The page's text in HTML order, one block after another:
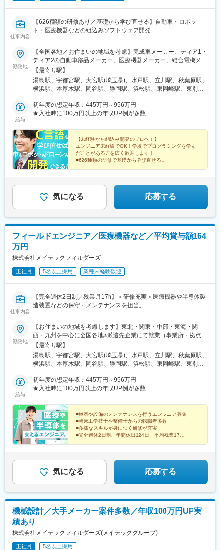
仕事内容
【626種類の研修あり／基礎から学び直せる】自動車・ロボッ
ト・医療機器などの組込みソフトウェア開発
勤務地
【全国各地／お住まいの地域を考慮】完成車メーカー、ティア1・
ティア2の自動車部品メーカー、医療機器メーカー、総合電機メー
カー、半導体製造装置メーカーなど当社取引先の拠点（東北・関
東・中部・東海・関西・九州を中心に全国各地）※派遣先企業にて
就業（事業所・拠点については下記「勤務地一覧」を参照くださ
署及び各拠点等、当社の定める場所。詳細は就業条件明示書に記
載。■経験者採用のうち希望勤務地エリアの営業所に配属された割
場合は会社にて寮・社宅を用意いたします。【受動喫煙対策】当
社拠点：各事業所で対策あり派遣先 ：各社規定に則る
【最寄り駅】
湯島駅、宇都宮駅、大宮駅(埼玉県)、水戸駅、立川駅、秋葉原駅、
横浜駅、本厚木駅、岡谷駅、静岡駅、浜松駅、東岡崎駅、東別院
駅(阪神)、広島駅、祇園駅(福岡県)、花畑町駅、上野広小路駅、岩
本町駅、神奈川駅、近鉄四日市駅、京都駅、末広町駅(東京都)、反
給与
初年度の想定年収：445万円～956万円
★入社時に100万円以上の年収UP例が多数
【未経験から組込み開発のプロへ！】
エンジニア未経験でOK！学校でプログラミングを学ん
だことがある方を広く歓迎します！
■626種類の研修で基礎から学び直せる
気になる 応募する
フィールドエンジニア／医療機器など／平均賞与額164
万円
株式会社メイテックフィルダーズ
正社員 5名以上採用 業種未経験歓迎
仕事内容
【完全週休2日制／残業月17h】＜研修充実＞医療機器や半導体製
造装置などの保守・メンテナンスを担当。
勤務地
【お住まいの地域を考慮します】東北・関東・中部・東海・関
西・九州を中心に全国各地※派遣先企業にて就業（事業所・拠点に
ついては下記「勤務地一覧」を参照ください）※異動等で勤務地に
変更がある場合の範囲：当社における各部署及び各拠点等、当社
の定める場所。詳細は就業条件明示書に記載。■経験者採用のうち
（費用：月2～4万円）※自宅通勤できない場合は会社にて寮・社
宅を用意いたします。【受動喫煙対策】当社拠点：各事業所で対
【最寄り駅】
湯島駅、宇都宮駅、大宮駅(埼玉県)、水戸駅、立川駅、秋葉原駅、
横浜駅、本厚木駅、岡谷駅、静岡駅、浜松駅、東岡崎駅、東別院
駅(阪神)、広島駅、祇園駅(福岡県)、花畑町駅、上野広小路駅、岩
本町駅、神奈川駅、近鉄四日市駅、京都駅、末広町駅(東京都)、反
給与
初年度の想定年収：445万円～956万円
★入社時に100万円以上の年収UP例が多数
■機器や設備のメンテナンスを行うエンジニア募集
■臨床工学技士や整備士からの転職者多数
■多様なスキルが身につく研修が充実
■完全週休2日制、年間休日124日、平均残業17h
気になる 応募する
機械設計／大手メーカー案件多数／年収100万円UP実
績あり
株式会社メイテックフィルダーズ(メイテックグループ)
正社員 5名以上採用